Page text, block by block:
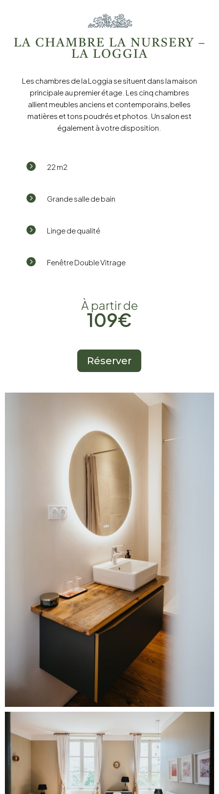
LA CHAMBRE LA NURSERY –
LA LOGGIA
Les chambres de la Loggia se situent dans la maison
principale au premier étage. Les cinq chambres
allient meubles anciens et contemporains, belles
matières et tons poudrés et photos. Un salon est
également à votre disposition.
 22 m2
 Grande salle de bain
 Linge de qualité
 Fenêtre Double Vitrage
À partir de
109€
Réserver